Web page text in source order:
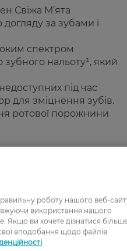
Свіжа М’ята
за зубами і
спектром
зубного нальоту¹, який
під час
для зміцнення зубів.
ротової порожнини
зони та
двічі на день.
роботу нашого веб-
використання нашого
Якщо ви хочете дізнатися
вподобання щодо файлів